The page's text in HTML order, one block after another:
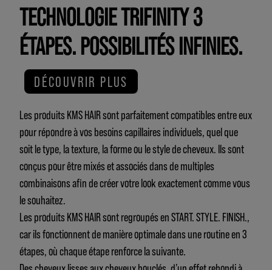
TECHNOLOGIE TRIFINITY 3
ÉTAPES. POSSIBILITÉS INFINIES.
DÉCOUVRIR PLUS
Les produits KMS HAIR sont parfaitement compatibles entre eux
pour répondre à vos besoins capillaires individuels, quel que
soit le type, la texture, la forme ou le style de cheveux. Ils sont
conçus pour être mixés et associés dans de multiples
combinaisons afin de créer votre look exactement comme vous
le souhaitez.
Les produits KMS HAIR sont regroupés en START. STYLE. FINISH.,
car ils fonctionnent de manière optimale dans une routine en 3
étapes, où chaque étape renforce la suivante.